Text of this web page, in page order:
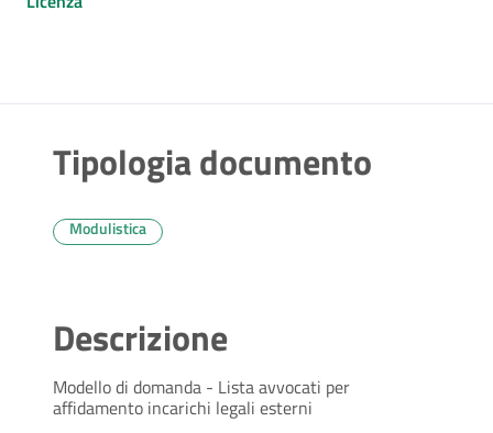
Tipologia documento
Modulistica
Descrizione
Modello di domanda - Lista avvocati per
affidamento incarichi legali esterni